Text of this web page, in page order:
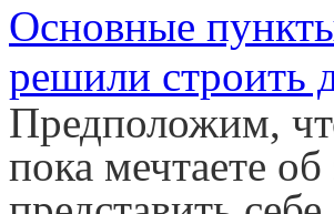
Основные
решили строить
Предположим,
пока мечтаете